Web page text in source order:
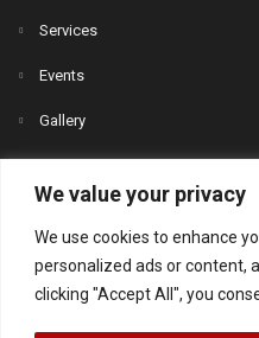
We value your privacy
We use cookies to enhance
personalized ads or content,
clicking "Accept All", you
Services
Events
Gallery